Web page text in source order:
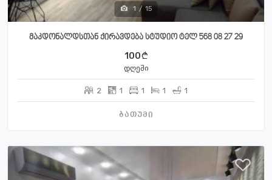
1 / 15
მაკდონალდსთან ქირავდება სტუდიო ტელ 568 08 27 29
100
დღეში
2 1 1 1 1
ბათუმი